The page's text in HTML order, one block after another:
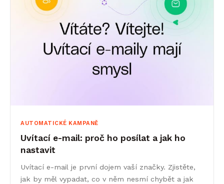
AUTOMATICKÉ KAMPANĚ
Uvítací e-mail: proč ho posílat a jak ho
nastavit
Uvítací e-mail je první dojem vaší značky. Zjistěte,
jak by měl vypadat, co v něm nesmí chybět a jak